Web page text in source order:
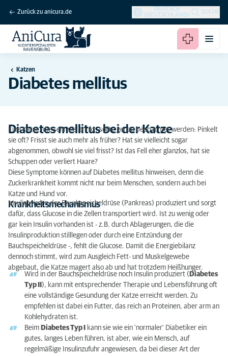
Zurück zu anicura.de
DEUTSCH
(DEUTSCHLAND)
SUCHE
Katzen
Diabetes mellitus
Diabetes mellitus bei der Katze
Eine Katze, die sehr viel trinkt, sollte genau beobachtet werden: Pinkelt
sie oft? Frisst sie auch mehr als früher? Hat sie vielleicht sogar
abgenommen, obwohl sie viel frisst? Ist das Fell eher glanzlos, hat sie
Schuppen oder verliert Haare?
Diese Symptome können auf Diabetes mellitus hinweisen, denn die
Zuckerkrankheit kommt nicht nur beim Menschen, sondern auch bei
Katze und Hund vor.
Krankheitsmechanismus
Insulin wird in der Bauchspeicheldrüse (Pankreas) produziert und sorgt
dafür, dass Glucose in die Zellen transportiert wird. Ist zu wenig oder
gar kein Insulin vorhanden ist - z.B. durch Ablagerungen, die die
Insulinproduktion stilllegen oder durch eine Entzündung der
Bauchspeicheldrüse -, fehlt die Glucose. Damit die Energiebilanz
dennoch stimmt, wird zum Ausgleich Fett- und Muskelgewebe
abgebaut, die Katze magert also ab und hat trotzdem Heißhunger.
Wird in der Bauchspeicheldrüse noch Insulin produziert ( Diabetes
Typ II ), kann mit entsprechender Therapie und Lebensführung oft
eine vollständige Gesundung der Katze erreicht werden. Zu
empfehlen ist dabei ein Futter, das reich an Proteinen, aber arm an
Kohlehydraten ist.
Beim Diabetes Typ I
kann sie wie ein 'normaler' Diabetiker ein
gutes, langes Leben führen, ist aber, wie ein Mensch, auf
regelmäßige Insulinzufuhr angewiesen, da bei dieser Art der